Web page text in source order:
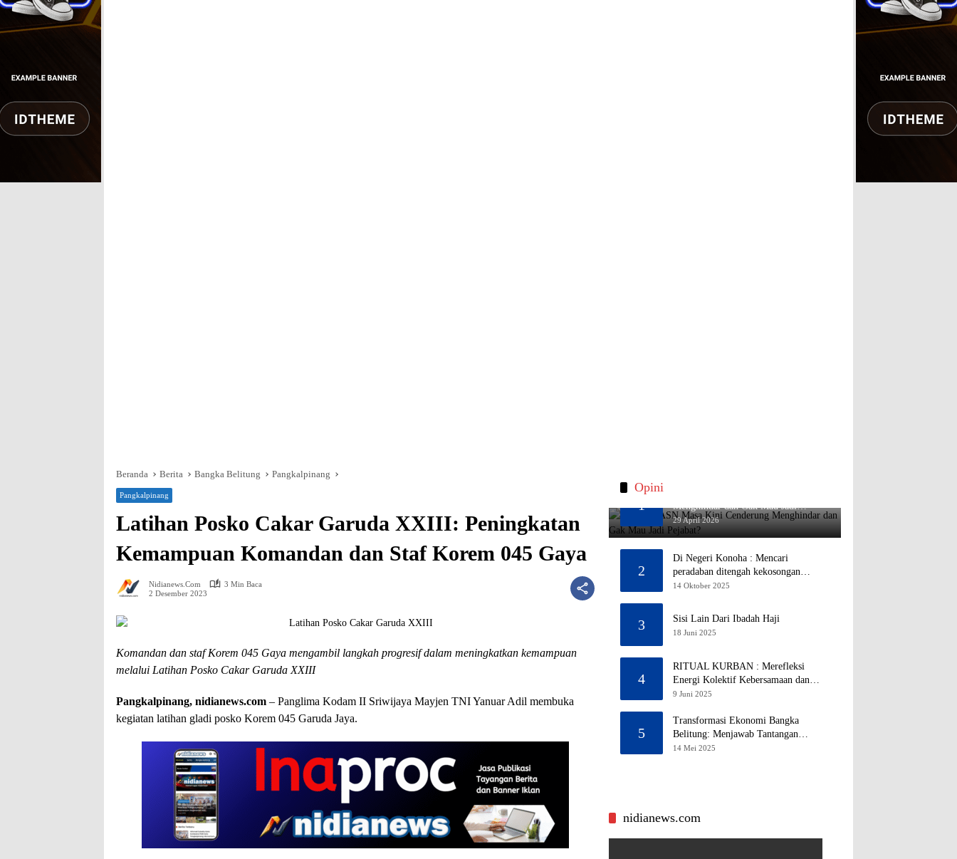
Beranda Berita Bangka Belitung Pangkalpinang
Pangkalpinang
Latihan Posko Cakar Garuda XXIII: Peningkatan
Kemampuan Komandan dan Staf Korem 045 Gaya
Nidianews.com
3 Min Baca
2 Desember 2023
Komandan dan staf Korem 045 Gaya mengambil langkah progresif dalam meningkatkan kemampuan
melalui Latihan Posko Cakar Garuda XXIII
Pangkalpinang, nidianews.com – Panglima Kodam II Sriwijaya Mayjen TNI Yanuar Adil membuka
kegiatan latihan gladi posko Korem 045 Garuda Jaya.
Opini
1
Menghindar dan Gak Mau Jadi
Pejabat?
29 April 2026
2
Di Negeri Konoha : Mencari
peradaban ditengah kekosongan
pendidikan
14 Oktober 2025
3 Sisi Lain Dari Ibadah Haji
18 Juni 2025
4
RITUAL KURBAN : Merefleksi
Energi Kolektif Kebersamaan dan
Mengeliminasi Sifat Kebinatangan
9 Juni 2025
5
Transformasi Ekonomi Bangka
Belitung: Menjawab Tantangan
Melalui Pengelolaan Sumber Daya
14 Mei 2025
nidianews.com